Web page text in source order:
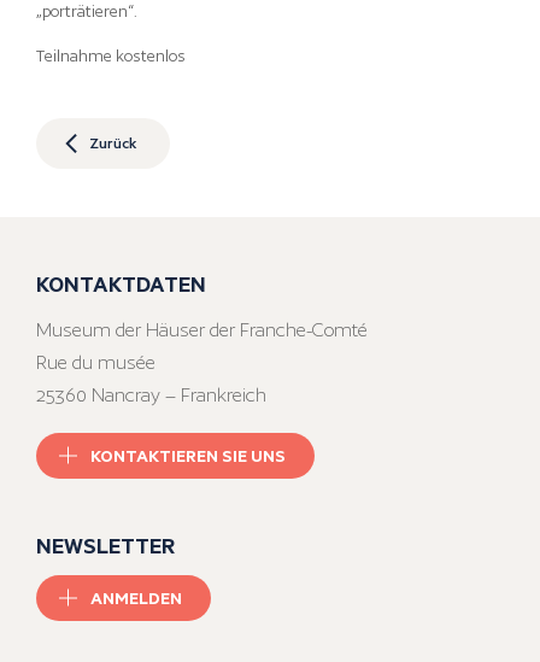
„porträtieren“.
Teilnahme kostenlos
Zurück
KONTAKTDATEN
Museum der Häuser der Franche-Comté
Rue du musée
25360 Nancray – Frankreich
KONTAKTIEREN SIE UNS
NEWSLETTER
ANMELDEN